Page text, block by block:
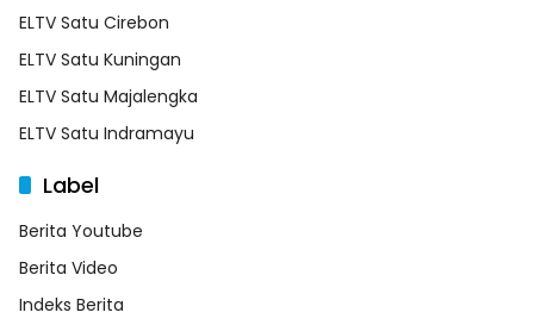
ELTV Satu Cirebon
ELTV Satu Kuningan
ELTV Satu Majalengka
ELTV Satu Indramayu
Label
Berita Youtube
Berita Video
Indeks Berita